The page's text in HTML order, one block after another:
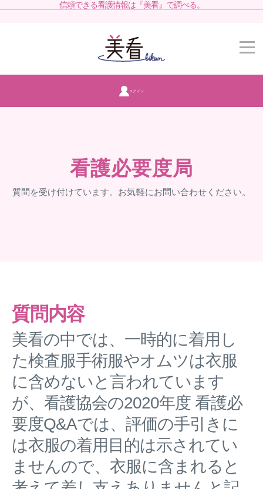
信頼できる看護情報は『美看』で調べる。
ログイン
看護必要度局
質問を受け付けています。お気軽にお問い合わせください。
質問内容
美看の中では、一時的に着用し
た検査服手術服やオムツは衣服
に含めないと言われています
が、看護協会の2020年度 看護必
要度Q&Aでは、評価の手引きに
は衣服の着用目的は示されてい
ませんので、衣服に含まれると